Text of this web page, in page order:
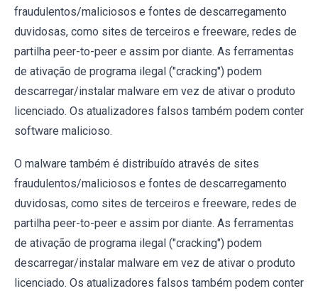
fraudulentos/maliciosos e fontes de descarregamento
duvidosas, como sites de terceiros e freeware, redes de
partilha peer-to-peer e assim por diante. As ferramentas
de ativação de programa ilegal ("cracking") podem
descarregar/instalar malware em vez de ativar o produto
licenciado. Os atualizadores falsos também podem conter
software malicioso.
O malware também é distribuído através de sites
fraudulentos/maliciosos e fontes de descarregamento
duvidosas, como sites de terceiros e freeware, redes de
partilha peer-to-peer e assim por diante. As ferramentas
de ativação de programa ilegal ("cracking") podem
descarregar/instalar malware em vez de ativar o produto
licenciado. Os atualizadores falsos também podem conter